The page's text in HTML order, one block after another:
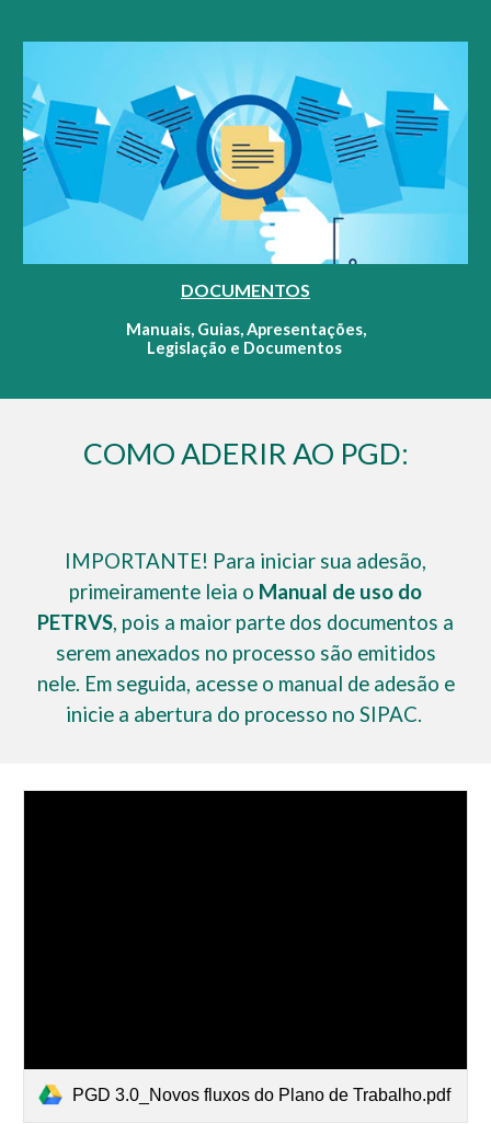
DOCUMENTOS
Manuais, Guias,Apresentações,
Legislação e Documentos
COMO ADERIR AO PGD:
IMPORTANTE! Para iniciar sua adesão,
primeiramente leia o Manual de uso do
PETRVS, pois a maior parte dos documentos a
serem anexados no processo são emitidos
nele. Em seguida, acesse o manual de adesão e
inicie a abertura do processo no SIPAC.
PGD 3.0_Novos fluxos do Plano de Trabalho.pdf